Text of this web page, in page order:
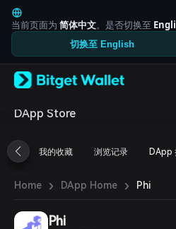
English
日本語
Tiếng Việt
Русский
Español (Latinoamérica)
Türkçe
Français
简体中文
繁體中文
Bahasa Indonesia
ภาษาไทย
العربية
当前页面为 简体中文。是否切换至
切换至 English
DApp Store
我的收藏 浏览记录 DApp
Home › DApp Home › Phi
Phi